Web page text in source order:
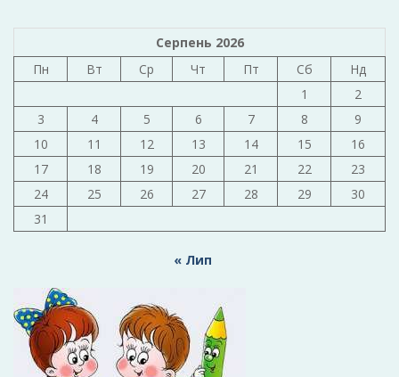
Серпень 2026
Пн
Вт Ср Чт Пт Сб
Нд
1
2
3
4 5 6 7 8
9
10
11 12 13 14 15
16
17
18 19 20 21 22
23
24
25 26 27 28 29
30
31
« Лип